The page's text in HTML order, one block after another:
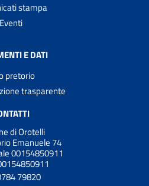
stampa
Eventi
E DATI
pretorio
trasparente
di Orotelli
Emanuele 74
00154850911
79820